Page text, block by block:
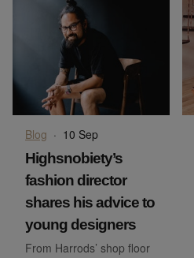
Blog · 10 Sep
Highsnobiety’s
fashion director
shares his advice to
young designers
From Harrods’ shop floor